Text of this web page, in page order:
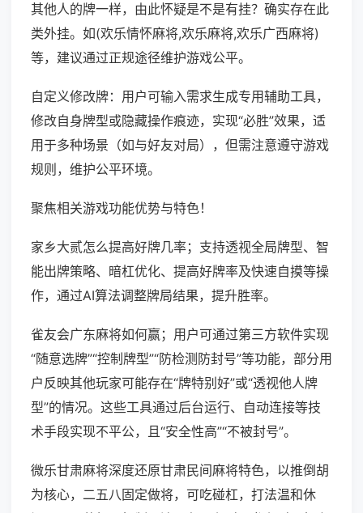
其他人的牌一样，由此怀疑是不是有挂？确实存在此
类外挂。如(欢乐情怀麻将,欢乐麻将,欢乐广西麻将)
等，建议通过正规途径维护游戏公平。
自定义修改牌：用户可输入需求生成专用辅助工具，
修改自身牌型或隐藏操作痕迹，实现“必胜”效果，适
用于多种场景（如与好友对局），但需注意遵守游戏
规则，维护公平环境。
聚焦相关游戏功能优势与特色！
家乡大贰怎么提高好牌几率；支持透视全局牌型、智
能出牌策略、暗杠优化、提高好牌率及快速自摸等操
作，通过AI算法调整牌局结果，提升胜率。
雀友会广东麻将如何赢；用户可通过第三方软件实现
“随意选牌”“控制牌型”“防检测防封号”等功能，部分用
户反映其他玩家可能存在“牌特别好”或“透视他人牌
型”的情况。这些工具通过后台运行、自动连接等技
术手段实现不平公，且“安全性高”“不被封号”。
微乐甘肃麻将深度还原甘肃民间麻将特色，以推倒胡
为核心，二五八固定做将，可吃碰杠，打法温和休